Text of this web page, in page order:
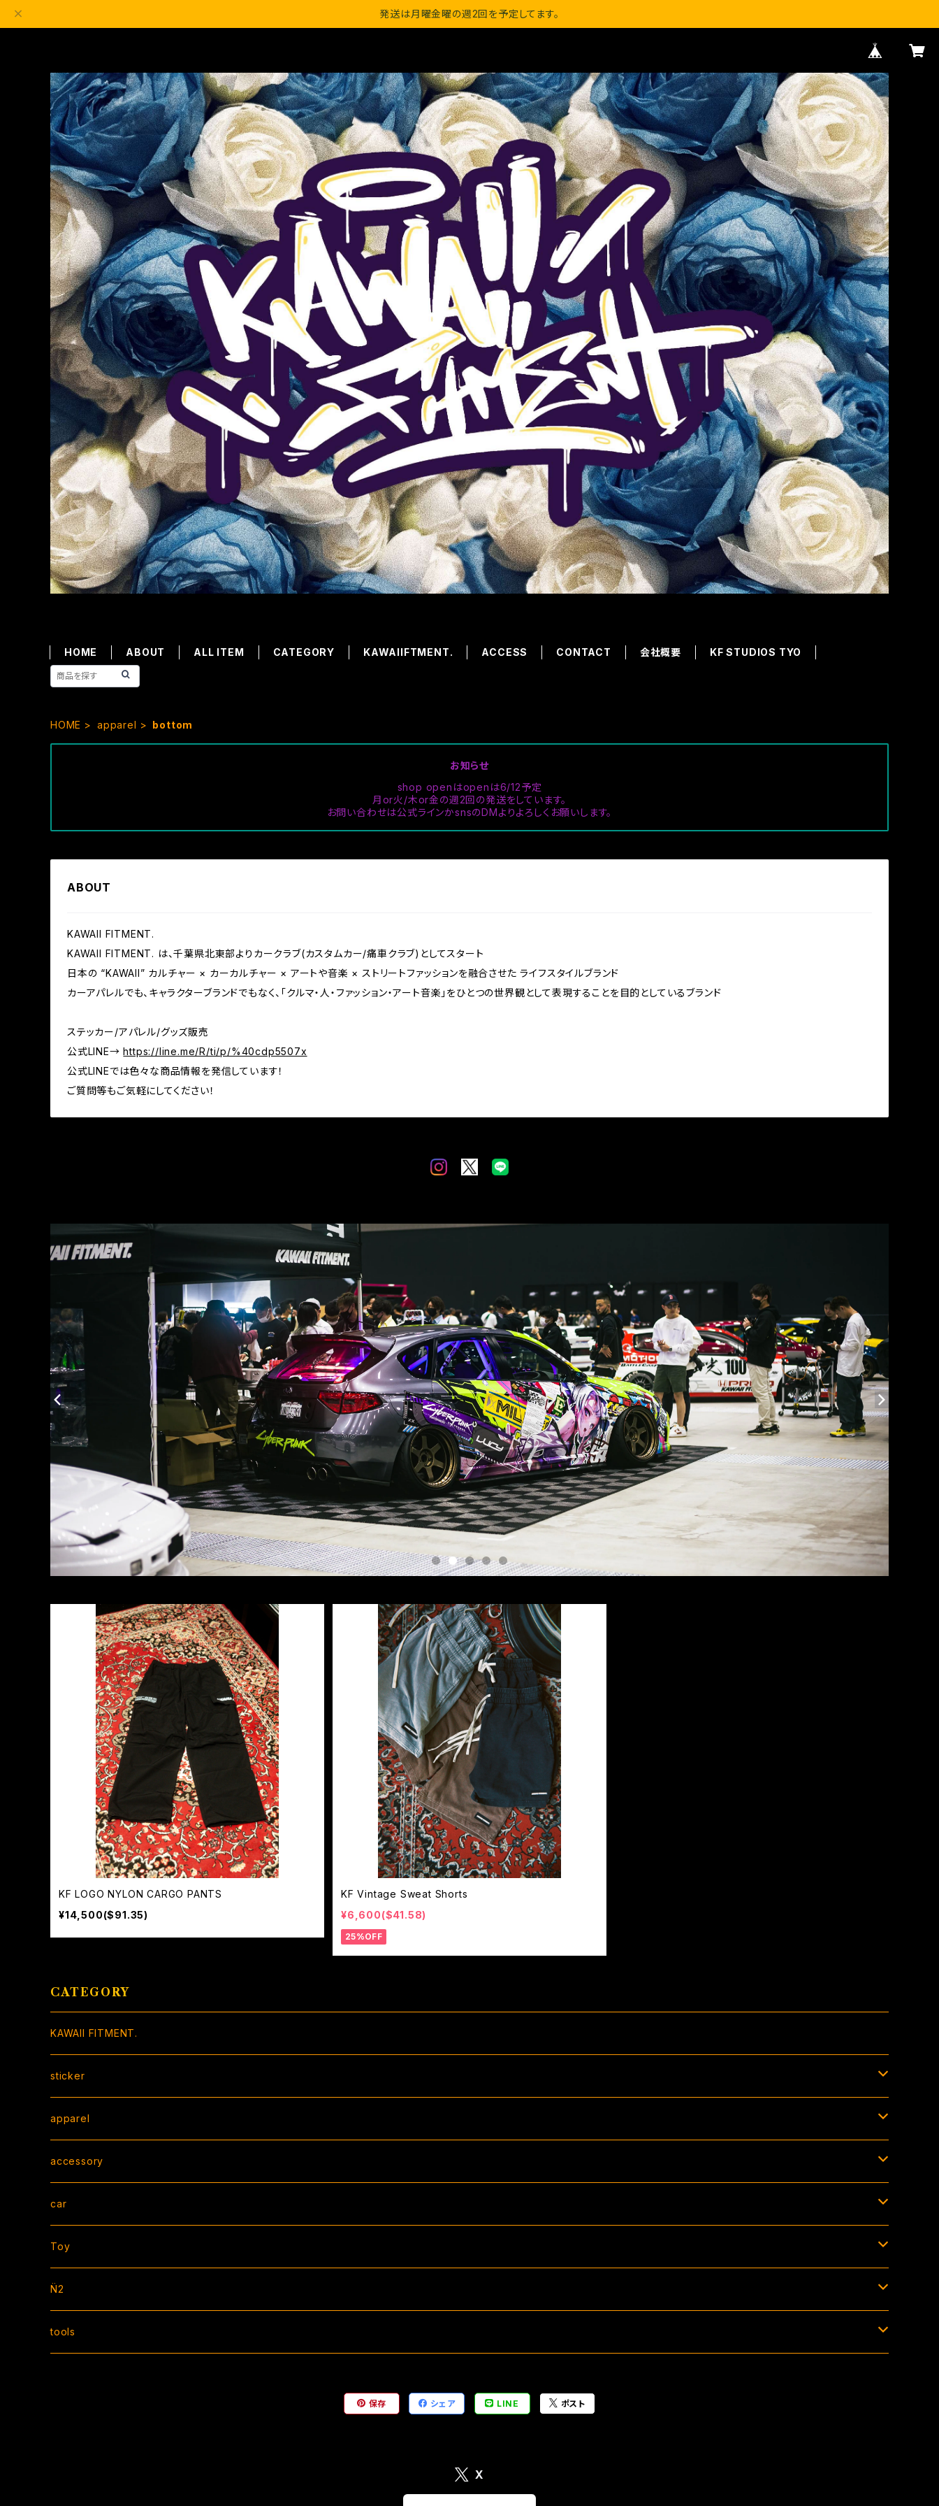
発送は月曜金曜の週2回を予定してます。
HOME ABOUT ALL ITEM CATEGORY KAWAIIFTMENT. ACCESS CONTACT 会社概要 KF STUDIOS TYO
HOME apparel bottom
お知らせ
shop openはopenは6/12予定
月or火/木or金の週2回の発送をしています。
お問い合わせは公式ラインかsnsのDMよりよろしくお願いします。
ABOUT
KAWAII FITMENT.
KAWAII FITMENT. は、千葉県北東部よりカークラブ(カスタムカー/痛車クラブ)としてスタート
日本の “KAWAII” カルチャー × カーカルチャー × アートや音楽 × ストリートファッションを融合させた ライフスタイルブランド
カーアパレルでも、キャラクターブランドでもなく、「クルマ・人・ファッション・アート音楽」をひとつの世界観として表現することを目的としているブランド
ステッカー/アパレル/グッズ販売
公式LINE→https://line.me/R/ti/p/%40cdp5507x
公式LINEでは色々な商品情報を発信しています！
ご質問等もご気軽にしてください！
KF LOGO NYLON CARGO PANTS
¥14,500($91.35)
KF Vintage Sweat Shorts
¥6,600($41.58)
25%OFF
CATEGORY
KAWAII FITMENT.
sticker
BOX sticker
peeking sticker
die cut / square / other
cutting
apparel
T-shirt
hoodie/sweat
jacket
CAP
socks
accessory
strap
bracelet
necklace
ring
car
AIR FRESHENER
license flame
ZIP TIE
Toy
ソフビ
N̈2
apparel
tools
保存 シェア LINE ポスト
X